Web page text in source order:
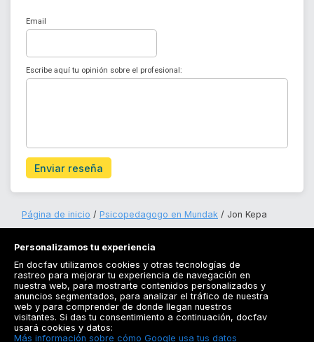
Email
Escribe aquí tu opinión sobre el profesional:
Enviar reseña
Página de inicio Psicopedagogo en Mundak Jon Kepa
Registrarse
Docfav
Personalizamos tu experiencia
En docfav utilizamos cookies y otras tecnologías de
rastreo para mejorar tu experiencia de navegación en
nuestra web, para mostrarte contenidos personalizados y
anuncios segmentados, para analizar el tráfico de nuestra
web y para comprender de donde llegan nuestros
visitantes. Si das tu consentimiento a continuación, docfav
usará cookies y datos:
Más información sobre cómo Google usa tus datos